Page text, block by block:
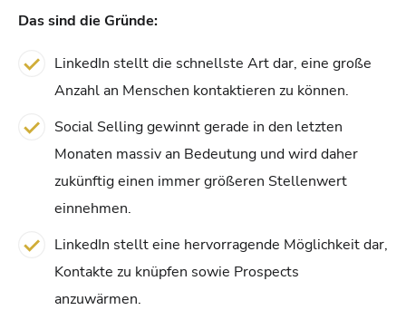
Das sind die Gründe:
LinkedIn stellt die schnellste Art dar, eine große
Anzahl an Menschen kontaktieren zu können.
Social Selling gewinnt gerade in den letzten
Monaten massiv an Bedeutung und wird daher
zukünftig einen immer größeren Stellenwert
einnehmen.
LinkedIn stellt eine hervorragende Möglichkeit dar,
Kontakte zu knüpfen sowie Prospects
anzuwärmen.